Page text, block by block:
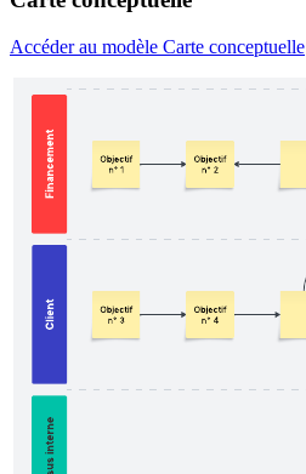
Accéder au modèle Carte conceptuelle